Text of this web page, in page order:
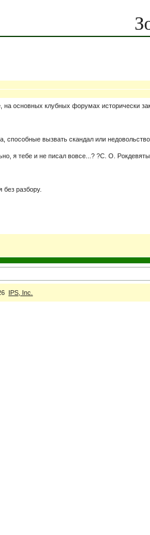
основных клубных форумах исторически
способные вызвать скандал или недовольство
я тебе и не писал вовсе...? ?С. О.
разбору.
IPS, Inc.